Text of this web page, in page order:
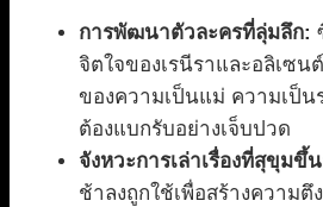
การพัฒนาตัวละครที่ลุ่มลึก:
จิตใจของเรนีราและอลิเซน
ของความเป็นแม่ ความเป็
ต้องแบกรับอย่างเจ็บปวด
จังหวะการเล่าเรื่องที่สุขุมขึ้
ช้าลงถูกใช้เพื่อสร้างความตึ